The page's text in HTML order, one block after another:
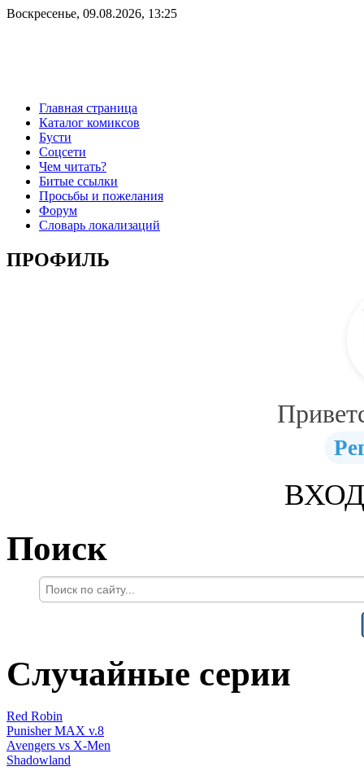
Воскресенье, 09.08.2026, 13:25
Главная страница
Каталог комиксов
Бусти
Соцсети
Чем читать?
Битые ссылки
Просьбы и пожелания
Форум
Словарь локализаций
ПРОФИЛЬ
Поиск
Случайные серии
Red Robin
Punisher MAX v.8
Avengers vs X-Men
Shadowland